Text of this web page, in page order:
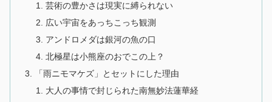
芸術の豊かさは現実に縛られない
広い宇宙をあっちこっち観測
アンドロメダは銀河の魚の口
北極星は小熊座のおでこの上？
「雨ニモマケズ」とセットにした理由
大人の事情で封じられた南無妙法蓮華経